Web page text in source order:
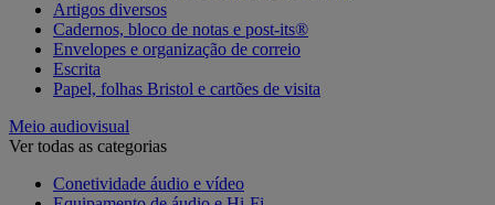
Artigos diversos
Cadernos, bloco de notas e post-its®
Envelopes e organização de correio
Escrita
Papel, folhas Bristol e cartões de visita
Meio audiovisual
Ver todas as categorias
Conetividade áudio e vídeo